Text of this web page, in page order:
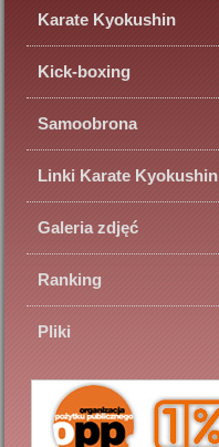
Karate Kyokushin
Kick-boxing
Samoobrona
Linki Karate Kyokushin
Galeria zdjęć
Ranking
Pliki